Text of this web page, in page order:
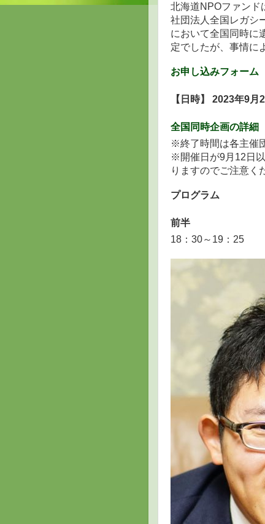
北海道NPOファンド
社団法人全国レガシ
において全国同時に
定でしたが、事情に
お申し込みフォーム
【日時】 2023年9
全国同時企画の詳細
※終了時間は各主催
※開催日が9月12日
りますのでご注意く
プログラム
前半
18：30～19：25